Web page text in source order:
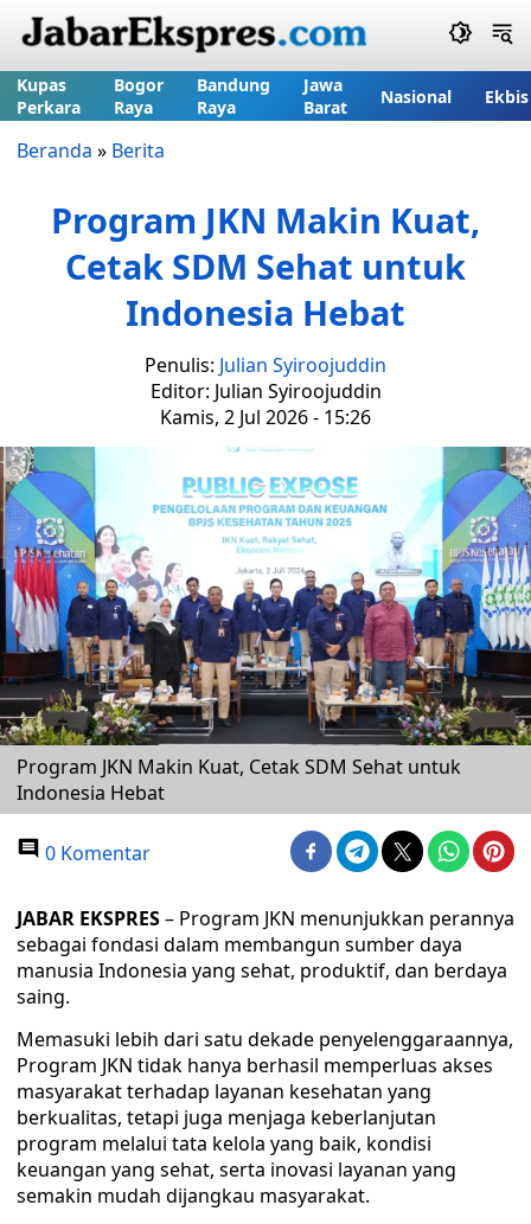
Kupas
Perkara
Bogor
Raya
Bandung
Raya
Jawa
Barat
Nasional Ekbis
Beranda » Berita
Program JKN Makin Kuat,
Cetak SDM Sehat untuk
Indonesia Hebat
Penulis: Julian Syiroojuddin
Editor: Julian Syiroojuddin
Kamis, 2 Jul 2026 - 15:26
Program JKN Makin Kuat, Cetak SDM Sehat untuk
Indonesia Hebat
0 Komentar
JABAR EKSPRES– Program JKN menunjukkan perannya
sebagai fondasi dalam membangun sumber daya
manusia Indonesia yang sehat, produktif, dan berdaya
saing.
Memasuki lebih dari satu dekade penyelenggaraannya,
Program JKN tidak hanya berhasil memperluas akses
masyarakat terhadap layanan kesehatan yang
berkualitas, tetapi juga menjaga keberlanjutan
program melalui tata kelola yang baik, kondisi
keuangan yang sehat, serta inovasi layanan yang
semakin mudah dijangkau masyarakat.